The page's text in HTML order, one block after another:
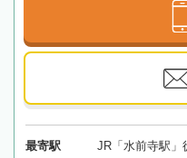
最寄駅 JR「水前寺駅」